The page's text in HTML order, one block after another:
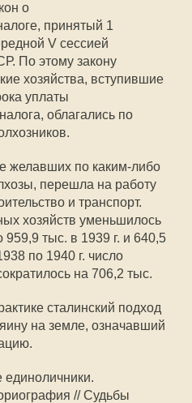
о
принятый 1
V сессией
По этому закону
хозяйства, вступившие
уплаты
облагались по
желавших по каким-либо
перешла на работу
и транспорт.
хозяйств уменьшилось
959,9 тыс. в 1939 г. и 640,5
по 1940 г. число
на 706,2 тыс.
сталинский подход
на земле, означавший
// Судьбы